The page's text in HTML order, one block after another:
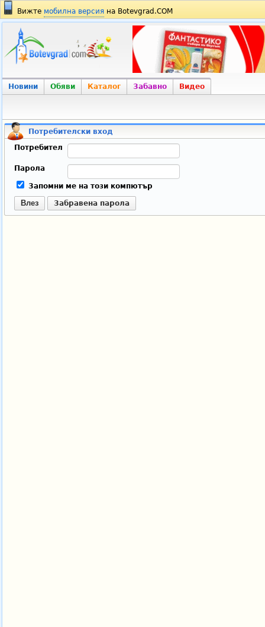
Вижте мобилна версия на Botevgrad.COM
Новини Обяви Каталог Забавно Видео
Потребителски вход
Потребител
Парола
Запомни ме на този компютър
Влез Забравена парола